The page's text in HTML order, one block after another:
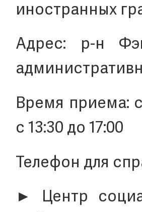
иностранных
Адрес: р-н
Время приема:
с 13:30 до 17:00
Телефон для
► Центр